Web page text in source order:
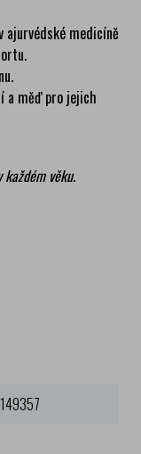
ajurvédské medicíně
a měď pro jejich
věku.